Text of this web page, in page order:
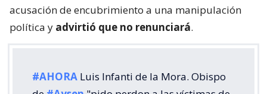
acusación de encubrimiento a una manipulación
política y advirtió que no renunciará.
#AHORA Luis Infanti de la Mora. Obispo